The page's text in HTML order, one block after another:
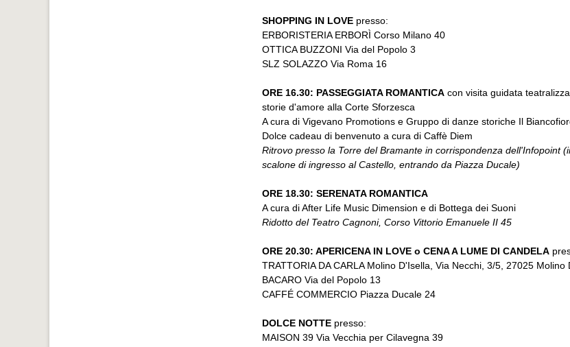
SHOPPING IN LOVE presso:
ERBORISTERIA ERBORÌ Corso Milano 40
OTTICA BUZZONI Via del Popolo 3
SLZ SOLAZZO Via Roma 16
ORE 16.30: PASSEGGIATA ROMANTICA con visita guidata
storie d'amore alla Corte Sforzesca
A cura di Vigevano Promotions e Gruppo di danze storiche Il
Dolce cadeau di benvenuto a cura di Caffè Diem
Ritrovo presso la Torre del Bramante in corrispondenza dell'Infopoint
scalone di ingresso al Castello, entrando da Piazza Ducale)
ORE 18.30: SERENATA ROMANTICA
A cura di After Life Music Dimension e di Bottega dei Suoni
Ridotto del Teatro Cagnoni, Corso Vittorio Emanuele II 45
ORE 20.30: APERICENA IN LOVE o CENA A LUME DI CANDELA
TRATTORIA DA CARLA Molino D'Isella, Via Necchi, 3/5, 27025 Molino
BACARO Via del Popolo 13
CAFFÉ COMMERCIO Piazza Ducale 24
DOLCE NOTTE presso:
MAISON 39 Via Vecchia per Cilavegna 39